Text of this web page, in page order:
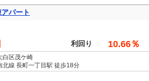
パート
利回り 10.66％
白区茂ケ崎
北線 長町一丁目駅 徒歩18分